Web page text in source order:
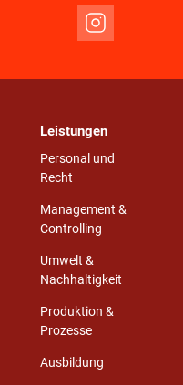
Leistungen
Personal und
Recht
Management &
Controlling
Umwelt &
Nachhaltigkeit
Produktion &
Prozesse
Ausbildung